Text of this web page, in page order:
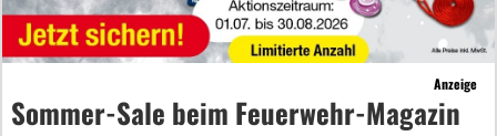
Anzeige
Sommer-Sale beim Feuerwehr-Magazin